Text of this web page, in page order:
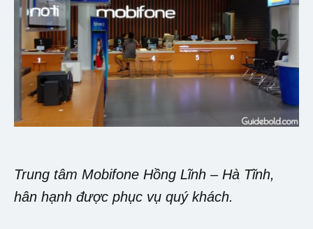
Trung tâm Mobifone Hồng Lĩnh – Hà Tĩnh,
hân hạnh được phục vụ quý khách.